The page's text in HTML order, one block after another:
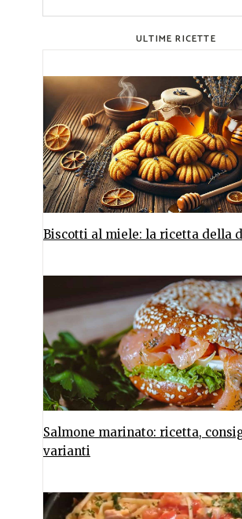
ULTIME RICETTE
Biscotti al miele: la ricetta della
Salmone marinato: ricetta,
varianti